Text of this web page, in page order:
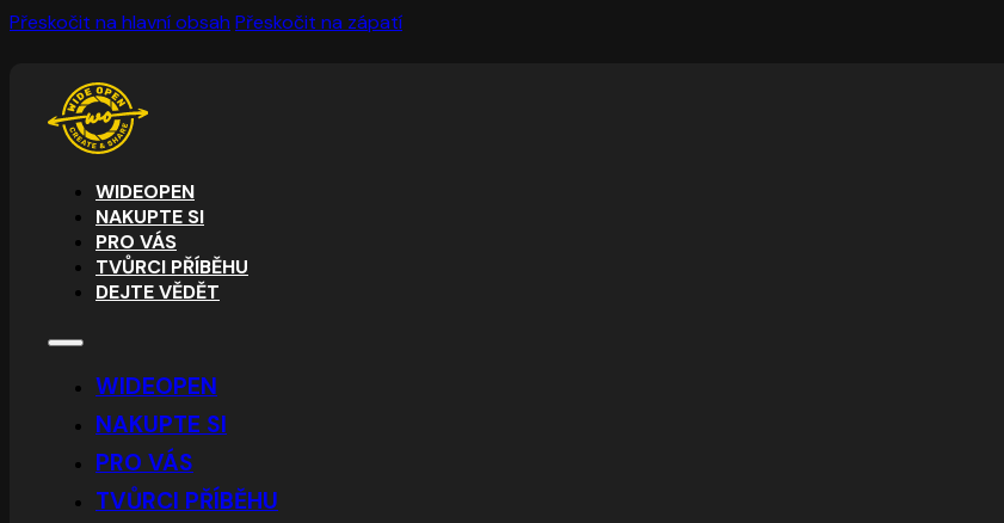
Přeskočit na hlavní obsah Přeskočit na zápatí
WIDEOPEN
NAKUPTE SI
PRO VÁS
TVŮRCI PŘÍBĚHU
DEJTE VĚDĚT
WIDEOPEN
NAKUPTE SI
PRO VÁS
TVŮRCI PŘÍBĚHU